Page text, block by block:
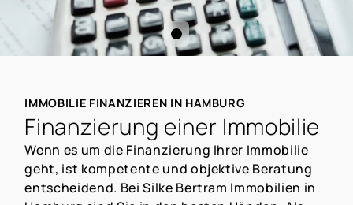
IMMOBILIE FINANZIEREN IN HAMBURG
Finanzierung einer Immobilie
Wenn es um die Finanzierung Ihrer Immobilie
geht, ist kompetente und objektive Beratung
entscheidend. Bei Silke Bertram Immobilien in